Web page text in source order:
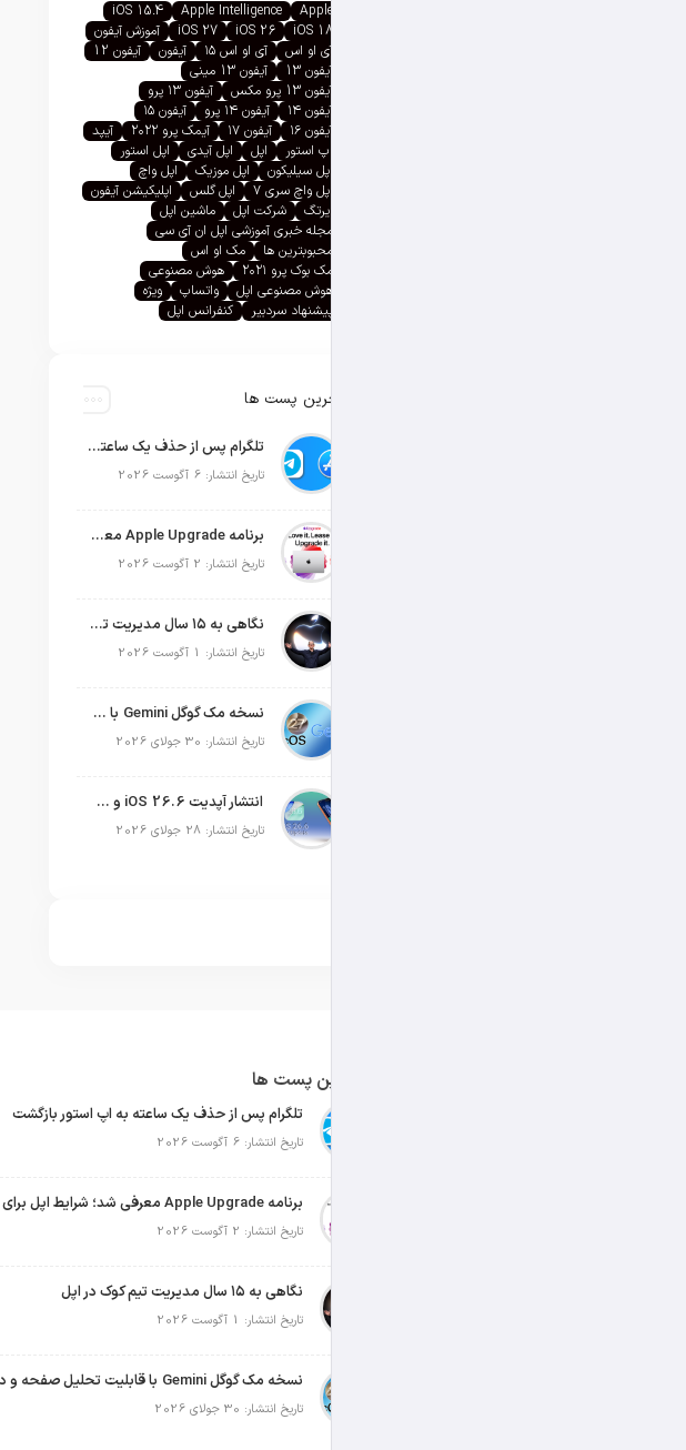
Apple
Apple Intelligence
iOS 15.4
iOS 18
iOS 26
iOS 27
آموزش آیفون
آی او اس
آی او اس ۱۵ آیفون
آیفون 12
آیفون 13
آیفون 13 مینی
آیفون 13 پرو مکس
آیفون ۱۳ پرو
آیفون ۱۴
آیفون ۱۴ پرو
آیفون ۱۵
آیفون ۱۶
آیفون ۱۷ آیمک پرو ۲۰۲۲
آیپد
اپ استور
اپل اپل آیدی
اپل استور
اپل سیلیکون
اپل موزیک
اپل واچ
اپل واچ سری ۷
اپل گلس
اپلیکیشن آیفون
ایرتگ
شرکت اپل
ماشین اپل
مجله خبری آموزشی اپل ان آی سی
محبوبترین ها
مک او اس
مک بوک پرو ۲۰۲۱
هوش مصنوعی
هوش مصنوعی اپل
واتساپ
ویژه
پیشنهاد سردبیر
کنفرانس اپل
آخرین پست ها
تلگرام پس از حذف یک ساعته به اپ استور بازگشت
تاریخ انتشار: 6 آگوست 2026
برنامه Apple Upgrade معرفی شد؛ شرایط اپل برای اجاره آیفون، آیپد، مک و اپل واچ
تاریخ انتشار: 2 آگوست 2026
نگاهی به ۱۵ سال مدیریت تیم کوک در اپل
تاریخ انتشار: 1 آگوست 2026
نسخه مک گوگل Gemini با قابلیت تحلیل صفحه و دستورات صوتی در به‌روزرسانی جدید
تاریخ انتشار: 30 جولای 2026
انتشار آپدیت iOS 26.6 و iPadOS 26.6
تاریخ انتشار: 28 جولای 2026
آخرین پست ها
تلگرام پس از حذف یک ساعته به اپ استور بازگشت
تاریخ انتشار: 6 آگوست 2026
تاریخ انتشار: 2 آگوست 2026
نگاهی به ۱۵ سال مدیریت تیم کوک در اپل
تاریخ انتشار: 1 آگوست 2026
تاریخ انتشار: 30 جولای 2026